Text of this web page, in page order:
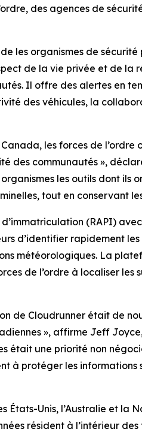
des agences de
les organismes de
de la vie privée et de
Il offre des alertes en
des véhicules, la
les forces de l’ordre
des communautés»,
les outils dont ils
tout en conservant
(RAPI)
d’identifier rapidement
météorologiques. La
de l’ordre à localiser
de Cloudrunner était de
», affirme Jeff
était une priorité non
à protéger les
États-Unis, l’Australie et
résident à l’intérieur